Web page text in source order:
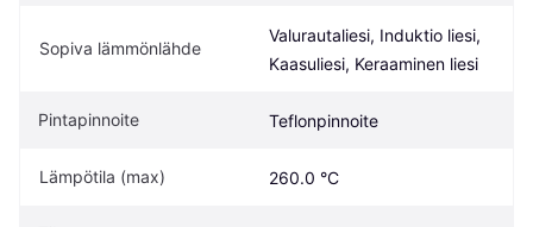
Sopiva lämmönlähde
Valurautaliesi, Induktio liesi,
Kaasuliesi, Keraaminen liesi
Pintapinnoite Teflonpinnoite
Lämpötila (max) 260.0 °C